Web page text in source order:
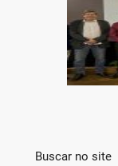
Buscar no site